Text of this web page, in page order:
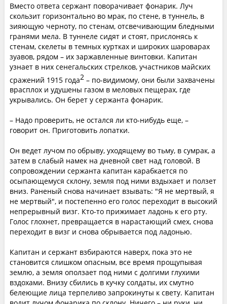
Вместо ответа сержант поворачивает фонарик. Луч
скользит горизонтально во мрак, по стене, в туннель, в
зияющую черноту, по стенам, отсвечивающим бледными
гранями мела. В туннеле сидят и стоят, прислонясь к
стенам, скелеты в темных куртках и широких шароварах
зуавов, рядом – их заржавленные винтовки. Капитан
узнает в них сенегальских стрелков, участников майских
сражений 1915 года2– по-видимому, они были захвачены
врасплох и удушены газом в меловых пещерах, где
укрывались. Он берет у сержанта фонарик.
– Надо проверить, не остался ли кто-нибудь еще, –
говорит он. Приготовить лопатки.
Он ведет лучом по обрыву, уходящему во тьму, в сумрак, а
затем в слабый намек на дневной свет над головой. В
сопровождении сержанта капитан карабкается по
осыпающемуся склону, земля под ними вздыхает и ползет
вниз. Раненый снова начинает взывать: "Я не мертвый, я
не мертвый", и постепенно его голос переходит в высокий
непрерывный визг. Кто-то прижимает ладонь к его рту.
Голос глохнет, превращается в нарастающий смех, снова
переходит в визг и снова обрывается под ладонью.
Капитан и сержант взбираются наверх, пока это не
становится слишком опасным, все время прощупывая
землю, а земля оползает под ними с долгими глухими
вздохами. Внизу сбились в кучку солдаты, их смутно
белеющие лица терпеливо запрокинуты к свету. Капитан